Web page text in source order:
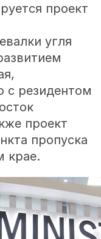
проект
угля
с резидентом
проект
пропуска
крае.